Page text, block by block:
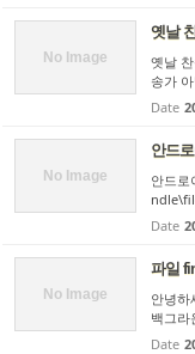
No Image
옛날
옛날
송가
k/87
찬송가
Date
No Image
안드
안드
첨에
거나)
니다...
Date
No Image
파일
안녕
백그
르게
Date